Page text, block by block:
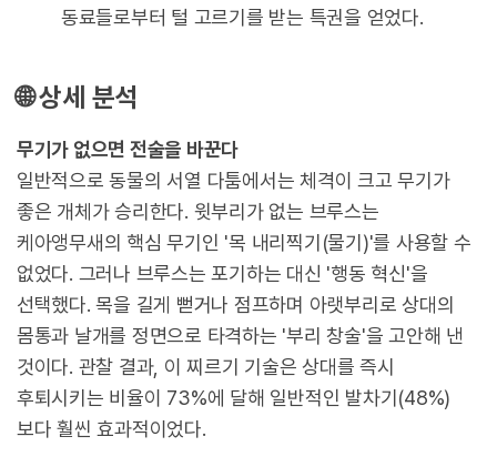
동료들로부터 털 고르기를 받는 특권을 얻었다.
🌐 상세 분석
무기가 없으면 전술을 바꾼다
일반적으로 동물의 서열 다툼에서는 체격이 크고 무기가
좋은 개체가 승리한다. 윗부리가 없는 브루스는
케아앵무새의 핵심 무기인 '목 내리찍기(물기)'를 사용할 수
없었다. 그러나 브루스는 포기하는 대신 '행동 혁신'을
선택했다. 목을 길게 뻗거나 점프하며 아랫부리로 상대의
몸통과 날개를 정면으로 타격하는 '부리 창술'을 고안해 낸
것이다. 관찰 결과, 이 찌르기 기술은 상대를 즉시
후퇴시키는 비율이 73%에 달해 일반적인 발차기(48%)
보다 훨씬 효과적이었다.